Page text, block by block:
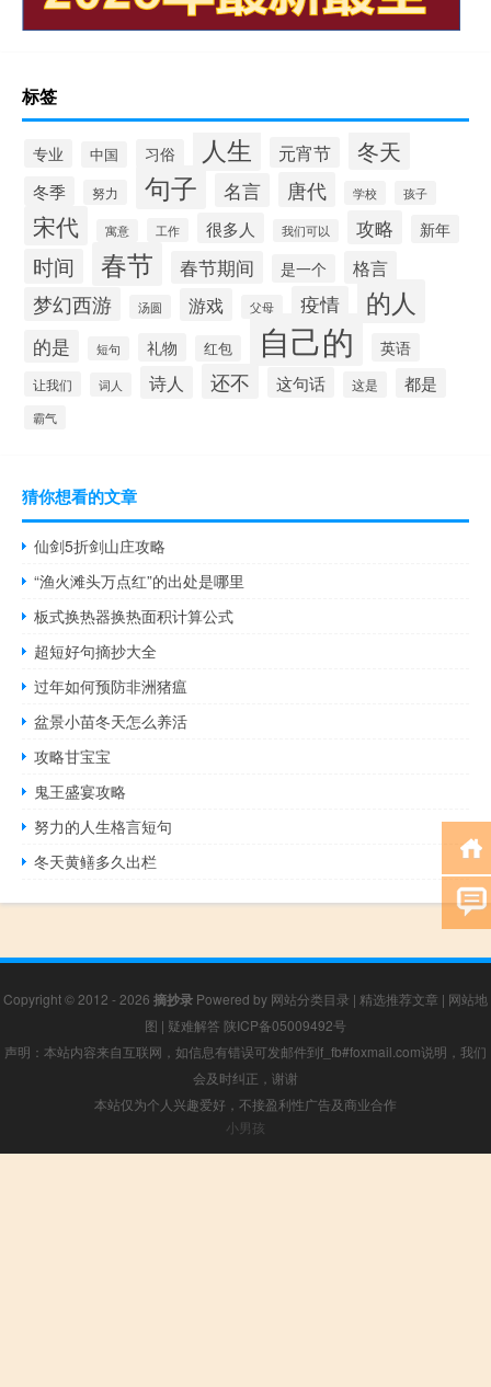
标签
专业 中国 习俗 人生 元宵节 冬天
冬季 努力 句子 名言 唐代 学校 孩子
宋代 寓意 工作 很多人 我们可以 攻略 新年
时间 春节 春节期间 是一个 格言
梦幻西游 汤圆 游戏 父母 疫情 的人
的是 短句 礼物 红包 自己的 英语
让我们 词人 诗人 还不 这句话 这是 都是
霸气
猜你想看的文章
仙剑5折剑山庄攻略
“渔火滩头万点红”的出处是哪里
板式换热器换热面积计算公式
超短好句摘抄大全
过年如何预防非洲猪瘟
盆景小苗冬天怎么养活
攻略甘宝宝
鬼王盛宴攻略
努力的人生格言短句
冬天黄鳝多久出栏
Copyright © 2012 - 2026 摘抄录 Powered by 网站分类目录 | 精选推荐文章 | 网站地
图 | 疑难解答 陕ICP备05009492号
声明：本站内容来自互联网，如信息有错误可发邮件到f_fb#foxmail.com说明，我们
会及时纠正，谢谢
本站仅为个人兴趣爱好，不接盈利性广告及商业合作
小男孩